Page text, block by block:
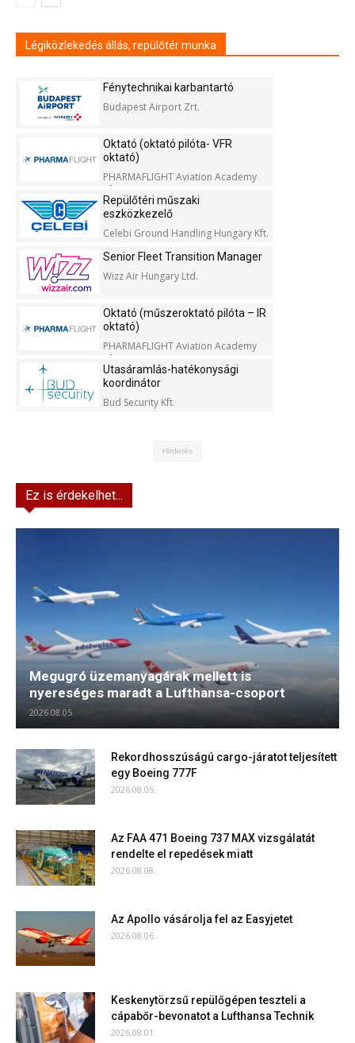
Légiközlekedés állás, repülőtér munka
Fénytechnikai karbantartó
Budapest Airport Zrt.
Oktató (oktató pilóta- VFR
oktató)
PHARMAFLIGHT Aviation Academy
Kft.
Repülőtéri műszaki
eszközkezelő
Celebi Ground Handling Hungary Kft.
Senior Fleet Transition Manager
Wizz Air Hungary Ltd.
Oktató (műszeroktató pilóta – IR
oktató)
PHARMAFLIGHT Aviation Academy
Kft.
Utasáramlás-hatékonysági
koordinátor
Bud Security Kft.
Hirdetés
Ez is érdekelhet...
Megugró üzemanyagárak mellett is
nyereséges maradt a Lufthansa-csoport
2026.08.05.
Rekordhosszúságú cargo-járatot teljesített
egy Boeing 777F
2026.08.05.
Az FAA 471 Boeing 737 MAX vizsgálatát
rendelte el repedések miatt
2026.08.08.
Az Apollo vásárolja fel az Easyjetet
2026.08.06.
Keskenytörzsű repülőgépen teszteli a
cápabőr-bevonatot a Lufthansa Technik
2026.08.01.